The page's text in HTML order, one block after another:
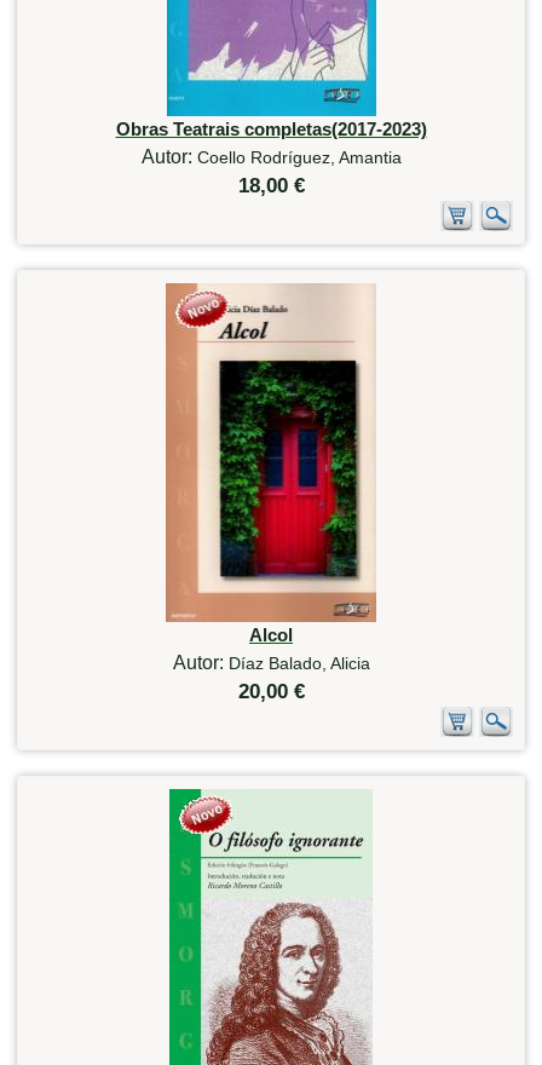
Obras Teatrais completas(2017-2023)
Autor: Coello Rodríguez, Amantia
18,00 €
Alcol
Autor: Díaz Balado, Alicia
20,00 €